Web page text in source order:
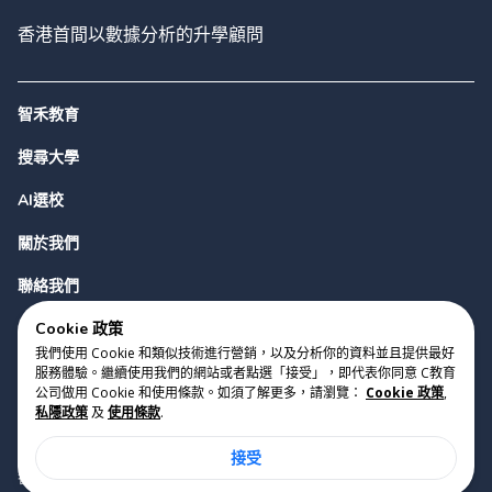
香港首間以數據分析的升學顧問
智禾教育
搜尋大學
AI選校
關於我們
聯絡我們
版權 2023 Cyclopes® •
使用條款
香港銅鑼灣勿地臣街1號時代廣場2座28樓07室
Cookie 政策
我們使用 Cookie 和類似技術進行營銷，以及分析你的資料並且提供最好
服務體驗。繼續使用我們的網站或者點選「接受」，即代表你同意 C教育
公司做用 Cookie 和使用條款。如須了解更多，請瀏覽： Cookie 政策,
私隱政策及 使用條款.
接受